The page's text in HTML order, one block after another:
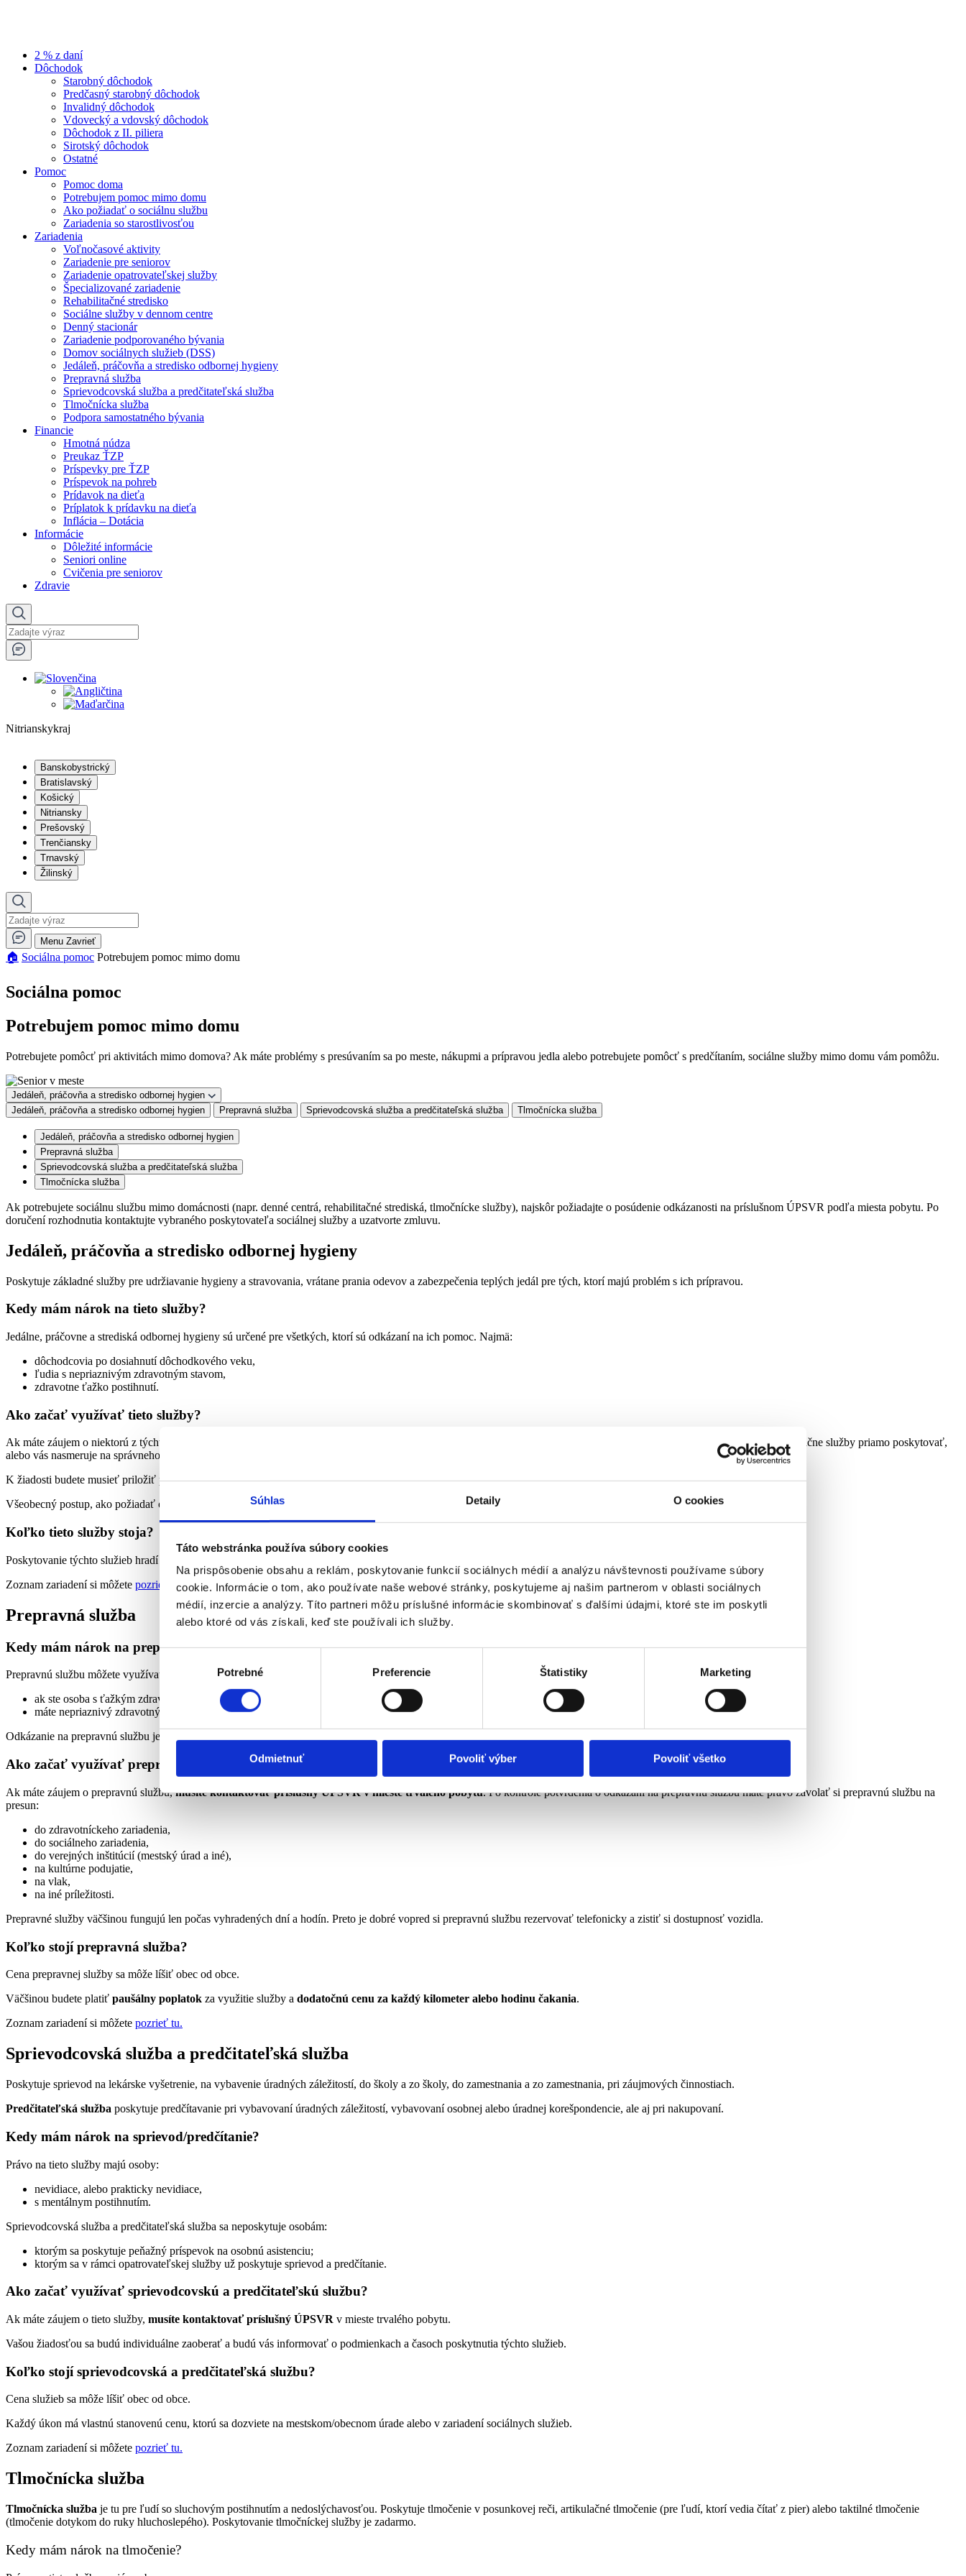
Súhlas Detaily O cookies
Táto webstránka používa súbory cookies
Na prispôsobenie obsahu a reklám, poskytovanie funkcií sociálnych médií a analýzu návštevnosti používame súbory
cookie. Informácie o tom, ako používate naše webové stránky, poskytujeme aj našim partnerom v oblasti sociálnych
médií, inzercie a analýzy. Títo partneri môžu príslušné informácie skombinovať s ďalšími údajmi, ktoré ste im poskytli
alebo ktoré od vás získali, keď ste používali ich služby.
súhlasu
Potrebné Preferencie Štatistiky Marketing
Odmietnuť Povoliť výber Povoliť všetko
2 % z daní
Dôchodok
Starobný dôchodok
Predčasný starobný dôchodok
Invalidný dôchodok
Vdovecký a vdovský dôchodok
Dôchodok z II. piliera
Sirotský dôchodok
Ostatné
Pomoc
Pomoc doma
Potrebujem pomoc mimo domu
Ako požiadať o sociálnu službu
Zariadenia so starostlivosťou
Zariadenia
Voľnočasové aktivity
Zariadenie pre seniorov
Zariadenie opatrovateľskej služby
Špecializované zariadenie
Rehabilitačné stredisko
Sociálne služby v dennom centre
Denný stacionár
Zariadenie podporovaného bývania
Domov sociálnych služieb (DSS)
Jedáleň, práčovňa a stredisko odbornej hygieny
Prepravná služba
Sprievodcovská služba a predčitateľská služba
Tlmočnícka služba
Podpora samostatného bývania
Financie
Hmotná núdza
Preukaz ŤZP
Príspevky pre ŤZP
Príspevok na pohreb
Prídavok na dieťa
Príplatok k prídavku na dieťa
Inflácia – Dotácia
Informácie
Dôležité informácie
Seniori online
Cvičenia pre seniorov
Zdravie
Nitrianskykraj
Banskobystrický
Bratislavský
Košický
Nitriansky
Prešovský
Trenčiansky
Trnavský
Žilinský
Menu Zavrieť
🏠︎ Sociálna pomoc Potrebujem pomoc mimo domu
Sociálna pomoc
Potrebujem pomoc mimo domu
Potrebujete pomôcť pri aktivitách mimo domova? Ak máte problémy s presúvaním sa po meste, nákupmi a prípravou jedla alebo potrebujete pomôcť s predčítaním, sociálne služby mimo domu vám pomôžu.
Jedáleň, práčovňa a stredisko odbornej hygien
Jedáleň, práčovňa a stredisko odbornej hygien
Prepravná služba Sprievodcovská služba a predčitateľská služba Tlmočnícka služba
Jedáleň, práčovňa a stredisko odbornej hygien
Prepravná služba
Sprievodcovská služba a predčitateľská služba
Tlmočnícka služba
Ak potrebujete sociálnu službu mimo domácnosti (napr. denné centrá, rehabilitačné strediská, tlmočnícke služby), najskôr požiadajte o posúdenie odkázanosti na príslušnom ÚPSVR podľa miesta pobytu. Po
doručení rozhodnutia kontaktujte vybraného poskytovateľa sociálnej služby a uzatvorte zmluvu.
Jedáleň, práčovňa a stredisko odbornej hygieny
Poskytuje základné služby pre udržiavanie hygieny a stravovania, vrátane prania odevov a zabezpečenia teplých jedál pre tých, ktorí majú problém s ich prípravou.
Kedy mám nárok na tieto služby?
Jedálne, práčovne a strediská odbornej hygieny sú určené pre všetkých, ktorí sú odkázaní na ich pomoc. Najmä:
dôchodcovia po dosiahnutí dôchodkového veku,
ľudia s nepriaznivým zdravotným stavom,
zdravotne ťažko postihnutí.
Ako začať využívať tieto služby?
Ak máte záujem o niektorú z týchto služieb,
. Vyplníte žiadosť o poskytovanie sociálnej služby a obec vám buď začne služby priamo poskytovať,
alebo vás nasmeruje na správneho poskytovateľa pomoci.
K žiadosti budete musieť priložiť potvrdenie o príjme za aktuálny kalendárny rok a vyjadrenie lekára o vašom zdravotnom stave.
Všeobecný postup, ako požiadať o sociálnu službu,
nájdete tu.
Koľko tieto služby stoja?
Poskytovanie týchto služieb hradí sčasti štát, ale za každé poskytnutie budete musieť doplatiť určitú sumu. Presné sumy pre jednotlivé služby sa dozviete na obecnom úrade.
Zoznam zariadení si môžete pozrieť tu.
Prepravná služba
Kedy mám nárok na prepravnú službu?
Prepravnú službu môžete využívať:
ak ste osoba s ťažkým zdravotným postihnutím odkázanáé na individuálnu prepravu osobným motorovým vozidlom,
máte nepriaznivý zdravotný stav, obmedzenú možnosť pohybu po rovine či schodoch alebo zhoršenú orientáciu.
Odkázanie na prepravnú službu je potrebné preukázať posudkom, ktoré vydáva príslušný Úrad práce, sociálnych vecí a rodiny na základe zdravotného posudku.
Ako začať využívať prepravnú službu?
Ak máte záujem o prepravnú službu,musíte kontaktovaťpríslušný ÚPSVRv mieste trvalého pobytu. Po kontrole potvrdenia o odkázaní na prepravnú službu máte právo zavolať si prepravnú službu na
presun:
do zdravotníckeho zariadenia,
do sociálneho zariadenia,
do verejných inštitúcií (mestský úrad a iné),
na kultúrne podujatie,
na vlak,
na iné príležitosti.
Prepravné služby väčšinou fungujú len počas vyhradených dní a hodín. Preto je dobré vopred si prepravnú službu rezervovať telefonicky a zistiť si dostupnosť vozidla.
Koľko stojí prepravná služba?
Cena prepravnej služby sa môže líšiť obec od obce.
Väčšinou budete platiť paušálny poplatok za využitie služby a dodatočnú cenu za každý kilometer alebo hodinu čakania.
Zoznam zariadení si môžete pozrieť tu.
Sprievodcovská služba a predčitateľská služba
Poskytuje sprievod na lekárske vyšetrenie, na vybavenie úradných záležitostí, do školy a zo školy, do zamestnania a zo zamestnania, pri záujmových činnostiach.
Predčitateľská služba poskytuje predčítavanie pri vybavovaní úradných záležitostí, vybavovaní osobnej alebo úradnej korešpondencie, ale aj pri nakupovaní.
Kedy mám nárok na sprievod/predčítanie?
Právo na tieto služby majú osoby:
nevidiace, alebo prakticky nevidiace,
s mentálnym postihnutím.
Sprievodcovská služba a predčitateľská služba sa neposkytuje osobám:
ktorým sa poskytuje peňažný príspevok na osobnú asistenciu;
ktorým sa v rámci opatrovateľskej služby už poskytuje sprievod a predčítanie.
Ako začať využívať sprievodcovskú a predčitateľskú službu?
Ak máte záujem o tieto služby, musíte kontaktovať príslušný ÚPSVR v mieste trvalého pobytu.
Vašou žiadosťou sa budú individuálne zaoberať a budú vás informovať o podmienkach a časoch poskytnutia týchto služieb.
Koľko stojí sprievodcovská a predčitateľská službu?
Cena služieb sa môže líšiť obec od obce.
Každý úkon má vlastnú stanovenú cenu, ktorú sa dozviete na mestskom/obecnom úrade alebo v zariadení sociálnych služieb.
Zoznam zariadení si môžete pozrieť tu.
Tlmočnícka služba
Tlmočnícka služba je tu pre ľudí so sluchovým postihnutím a nedoslýchavosťou. Poskytuje tlmočenie v posunkovej reči, artikulačné tlmočenie (pre ľudí, ktorí vedia čítať z pier) alebo taktilné tlmočenie
(tlmočenie dotykom do ruky hluchoslepého). Poskytovanie tlmočníckej služby je zadarmo.
Kedy mám nárok na tlmočenie?